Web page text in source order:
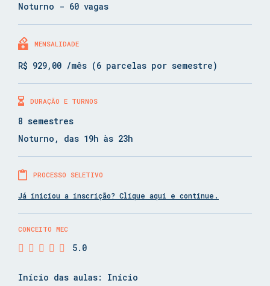
Noturno - 60 vagas
MENSALIDADE
R$ 929,00 /mês (6 parcelas por semestre)
DURAÇÃO E TURNOS
8 semestres
Noturno, das 19h às 23h
PROCESSO SELETIVO
Já iniciou a inscrição? Clique aqui e continue.
CONCEITO MEC
5.0
Início das aulas: Início